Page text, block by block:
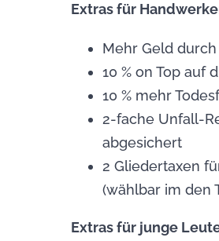
Extras für
Mehr Geld
10 % on Top auf
10 % mehr
2-fache Unfall-
abgesichert
2 Gliedertaxen
(wählbar im den
Extras für junge